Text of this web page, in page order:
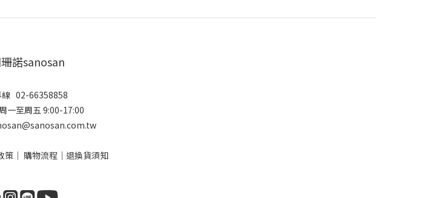
諾sanosan
線 02-66358858
一至周五 9:00-17:00
策 ｜ 購物流程 ｜ 退換貨須知